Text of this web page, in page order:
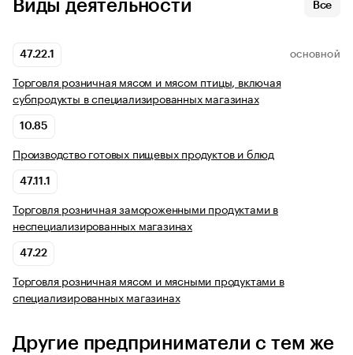
Виды деятельности Все
47.22.1 ОСНОВНОЙ
Торговля розничная мясом и мясом птицы, включая
субпродукты в специализированных магазинах
10.85
Производство готовых пищевых продуктов и блюд
47.11.1
Торговля розничная замороженными продуктами в
неспециализированных магазинах
47.22
Торговля розничная мясом и мясными продуктами в
специализированных магазинах
Другие предприниматели с тем же